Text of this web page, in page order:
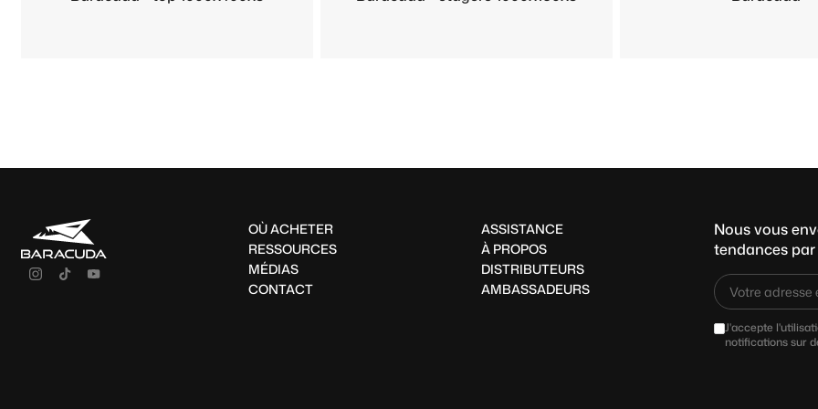
OÙ ACHETER
RESSOURCES
MÉDIAS
CONTACT
ASSISTANCE
À PROPOS
DISTRIBUTEURS
AMBASSADEURS
Nous vous
tendances par
J'accepte
notifications sur